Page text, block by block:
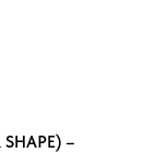
SHAPE) –